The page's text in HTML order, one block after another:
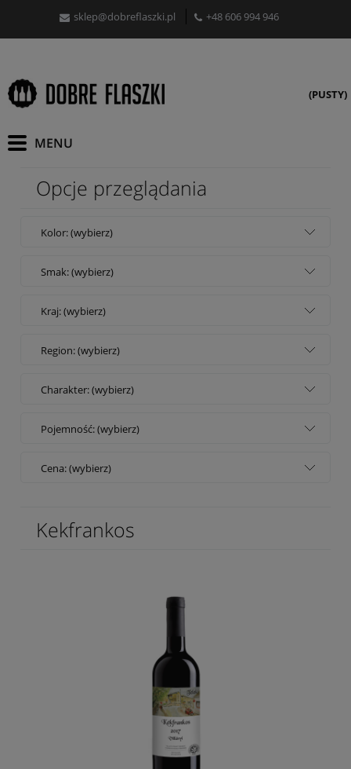
sklep@dobreflaszki.pl +48 606 994 946
(PUSTY)
Opcje przeglądania
Kolor: (wybierz)
Smak: (wybierz)
Kraj: (wybierz)
Region: (wybierz)
Charakter: (wybierz)
Pojemność: (wybierz)
Cena: (wybierz)
Kekfrankos